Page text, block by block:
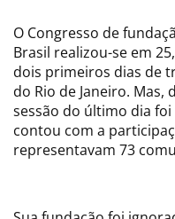
O Congresso de
Brasil realizou-se em
dois primeiros dias de
do Rio de Janeiro. Mas,
sessão do último dia
contou com a
representavam 73